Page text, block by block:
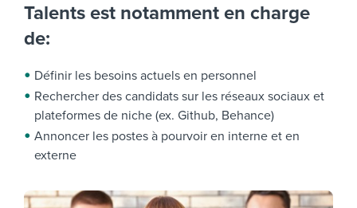
Talents est notamment en charge
de:
Définir les besoins actuels en personnel
Rechercher des candidats sur les réseaux sociaux et
plateformes de niche (ex. Github, Behance)
Annoncer les postes à pourvoir en interne et en
externe